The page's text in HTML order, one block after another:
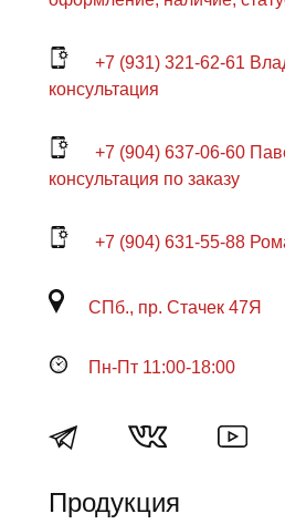
+7 (931) 321-62-61
консультация
+7 (904) 637-06-60
консультация по заказу
+7 (904) 631-55-88
СПб., пр. Стачек 47Я
Пн-Пт 11:00-18:00
Продукция